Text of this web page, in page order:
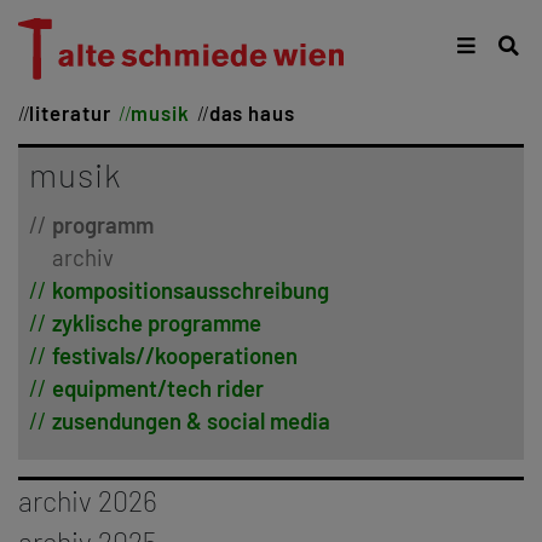
literatur musik das haus
musik
programm
archiv
kompositionsausschreibung
zyklische programme
festivals//kooperationen
equipment/tech rider
zusendungen & social media
archiv 2026